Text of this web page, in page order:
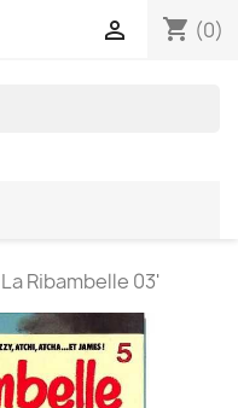
shopping_cart (0)

La Ribambelle 03'